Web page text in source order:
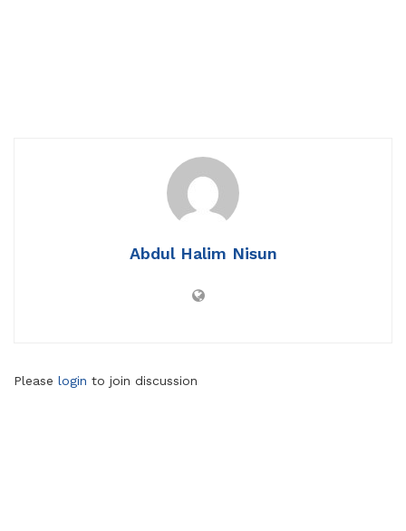
Abdul Halim Nisun
Please login to join discussion